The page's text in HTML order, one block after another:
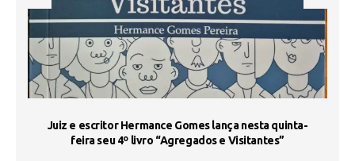
Juiz e escritor Hermance Gomes lança nesta quinta-
feira seu 4º livro “Agregados e Visitantes”